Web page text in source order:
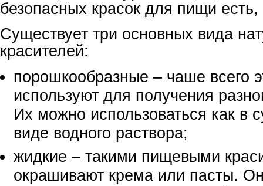
безопасных красок для пищи есть,
Существует три основных вида
красителей:
порошкообразные – чаше всего
используют для получения
Их можно использоваться как в
виде водного раствора;
жидкие – такими пищевыми
окрашивают крема или пасты.